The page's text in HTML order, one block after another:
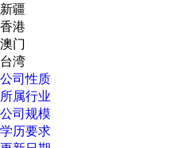
新疆
香港
澳门
台湾
公司性质
所属行业
公司规模
学历要求